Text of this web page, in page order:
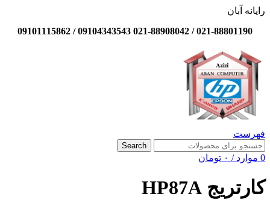
رایانه آبان
021-88801190 / 021-88908042 09104343543 / 09101115862
فهرست
Search
0 موارد / ۰ تومان
کارتریج HP87A